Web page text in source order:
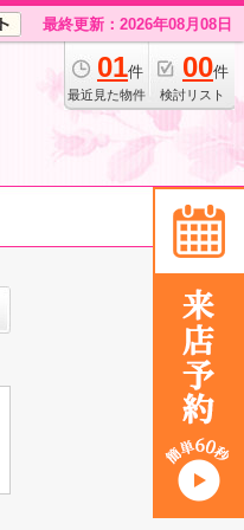
最終更新：2026年08月08日
01件
最近見た物件
00件
検討リスト